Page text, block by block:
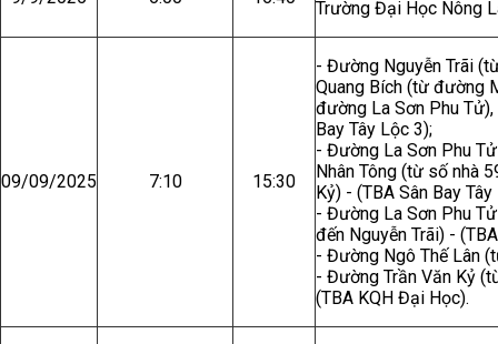
Trường Đại Học Nông
09/09/2025 7:10 15:30
- Đường Nguyễn Trãi
Quang Bích (từ đường
đường La Sơn Phu
Bay Tây Lộc 3);
- Đường La Sơn Phu
Nhân Tông (từ số nhà
Kỷ) - (TBA Sân Bay
- Đường La Sơn Phu
đến Nguyễn Trãi) -
- Đường Ngô Thế Lân
- Đường Trần Văn Kỷ
(TBA KQH Đại Học).